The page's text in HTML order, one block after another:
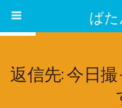
ば
返信先: 今日